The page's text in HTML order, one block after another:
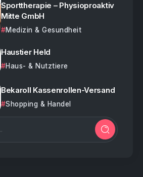
Sporttherapie – Physioproaktiv
Mitte GmbH
Medizin & Gesundheit
Haustier Held
Haus- & Nutztiere
Bekaroll Kassenrollen-Versand
Shopping & Handel